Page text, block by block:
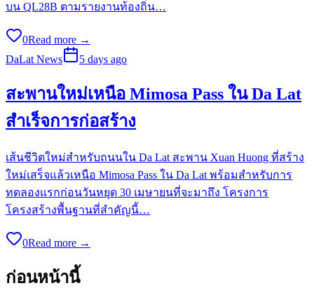
บน QL28B ตามรายงานท้องถิ่น…
0Read more →
DaLat News
5 days ago
สะพานใหม่เหนือ Mimosa Pass ใน Da Lat
สำเร็จการก่อสร้าง
เส้นชีวิตใหม่สำหรับถนนใน Da Lat สะพาน Xuan Huong ที่สร้าง
ใหม่เสร็จแล้วเหนือ Mimosa Pass ใน Da Lat พร้อมสำหรับการ
ทดลองแรกก่อนวันหยุด 30 เมษายนที่จะมาถึง โครงการ
โครงสร้างพื้นฐานที่สำคัญนี้…
0Read more →
ก่อนหน้านี้